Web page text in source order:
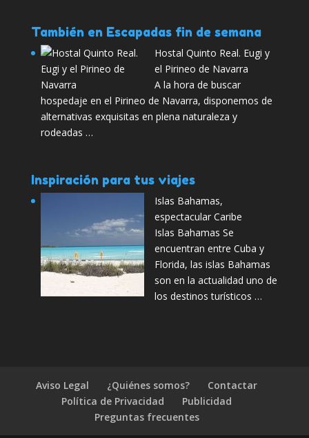
También en Escapadas fin de semana
Hostal Quinto Real. Eugi y
el Pirineo de Navarra
A la hora de buscar
hospedaje en el Pirineo de Navarra, disponemos de
alternativas exquisitas en plena naturaleza y
rodeadas …
Inspiración para tus viajes
Islas Bahamas,
espectacular Caribe
Islas Bahamas Se
encuentran entre Cuba y
Florida, las islas Bahamas
son en la actualidad uno de
los destinos turísticos …
Aviso Legal ¿Quiénes somos?
Contactar
Política de Privacidad
Publicidad
Preguntas frecuentes